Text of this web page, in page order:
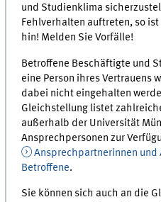
und Studienklima
Fehlverhalten auftreten, so
hin! Melden Sie Vorfälle!
Betroffene Beschäftigte und
eine Person ihres Vertrauens
dabei nicht eingehalten
Gleichstellung listet
außerhalb der Universität
Ansprechpersonen zur
Ansprechpartnerinnen
Betroffene.
Sie können sich auch an die